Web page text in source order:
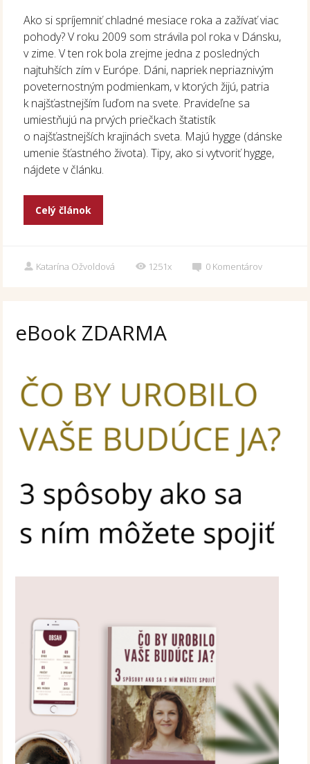
Ako si spríjemniť chladné mesiace roka a zažívať viac
pohody? V roku 2009 som strávila pol roka v Dánsku,
v zime. V ten rok bola zrejme jedna z posledných
najtuhších zím v Európe. Dáni, napriek nepriaznivým
poveternostným podmienkam, v ktorých žijú, patria
k najšťastnejším ľuďom na svete. Pravideľne sa
umiestňujú na prvých priečkach štatistík
o najšťastnejších krajinách sveta. Majú hygge (dánske
umenie šťastného života). Tipy, ako si vytvoriť hygge,
nájdete v článku.
Celý článok
Katarína Ožvoldová 1251x 0 Komentárov
eBook ZDARMA